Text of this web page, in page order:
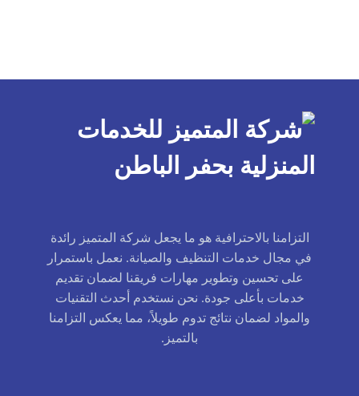
التزامنا بالاحترافية هو ما يجعل شركة المتميز رائدة
في مجال خدمات التنظيف والصيانة. نعمل باستمرار
على تحسين وتطوير مهارات فريقنا لضمان تقديم
خدمات بأعلى جودة. نحن نستخدم أحدث التقنيات
والمواد لضمان نتائج تدوم طويلاً، مما يعكس التزامنا
بالتميز.